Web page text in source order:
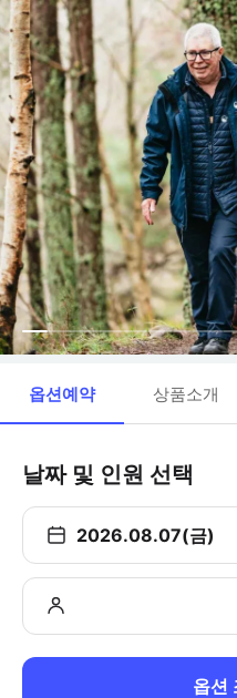
옵션예약 상품소개
날짜 및 인원 선택
2026.08.07(금)
옵션